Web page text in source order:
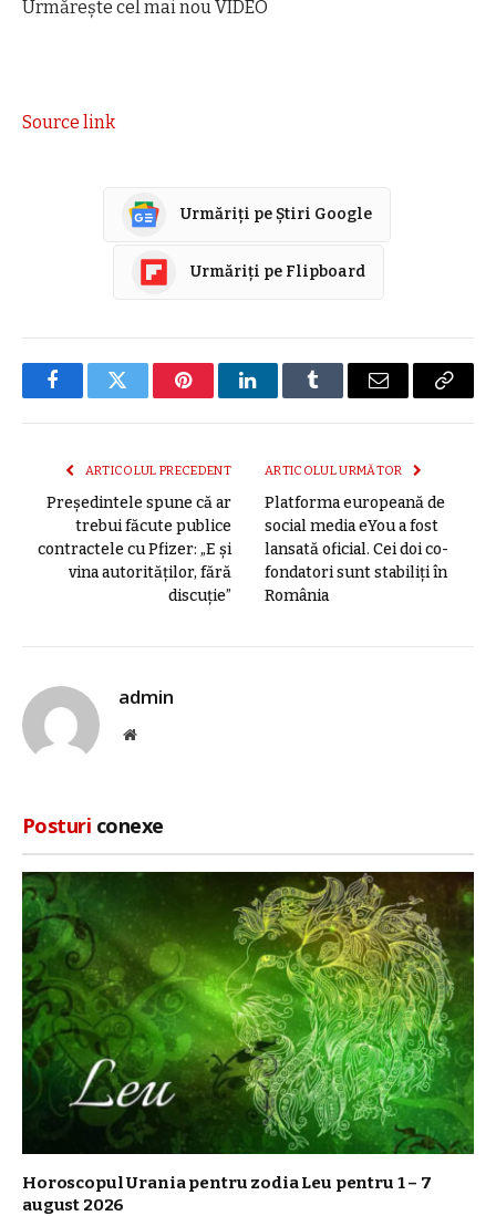
Urmărește cel mai nou VIDEO
Source link
Urmăriți pe Știri Google
Urmăriți pe Flipboard
FacebookTwitter PinterestLinkedInTumblr E-
ARTICOLUL PRECEDENT
Președintele spune că ar
trebui făcute publice
contractele cu Pfizer: „E și
vina autorităților, fără
discuție”
ARTICOLUL URMĂTOR
Platforma europeană de
social media eYou a fost
lansată oficial. Cei doi co-
fondatori sunt stabiliți în
România
admin
Site
Posturi conexe
Horoscopul Urania pentru zodia Leu pentru 1 – 7
august 2026